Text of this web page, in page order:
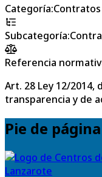
Categoría:Contratos
Subcategoría:
Referencia
Art. 28 Ley 12/2014,
transparencia y de
Pie de página